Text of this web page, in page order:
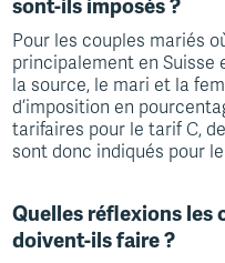
sont-ils imposés ?
Pour les couples mariés
principalement en Suisse
la source, le mari et la
d’imposition en
tarifaires pour le tarif C,
sont donc indiqués pour
Quelles réflexions les
doivent-ils faire ?